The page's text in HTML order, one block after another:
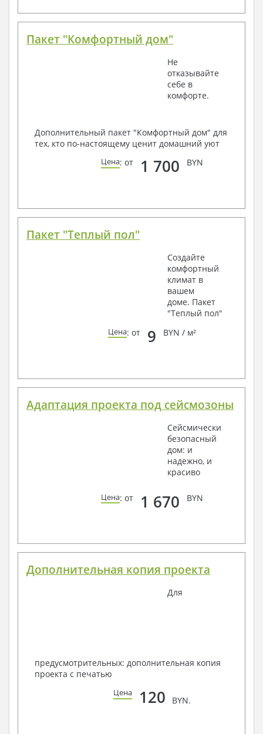
Пакет "Комфортный дом"
Не
отказывайте
себе в
комфорте.
Дополнительный пакет "Комфортный дом" для
тех, кто по-настоящему ценит домашний уют
Цена: от 1 700 BYN
Пакет "Теплый пол"
Создайте
комфортный
климат в
вашем
доме. Пакет
"Теплый пол"
Цена: от 9 BYN / м²
Адаптация проекта под сейсмозоны
Сейсмически
безопасный
дом: и
надежно, и
красиво
Цена: от 1 670 BYN
Дополнительная копия проекта
Для
предусмотрительных: дополнительная копия
проекта с печатью
Цена 120 BYN.